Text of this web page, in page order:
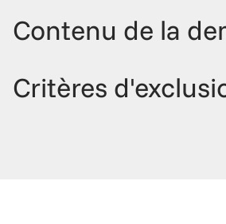
Contenu de la
Critères